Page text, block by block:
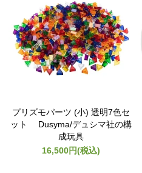
プリズモパーツ (小) 透明7色セ
ット Dusyma/デュシマ社の構
成玩具
16,500円(税込)